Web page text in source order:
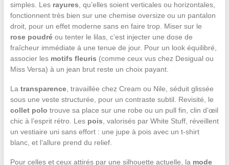
simples. Les rayures , qu’elles soient verticales ou horizontales,
fonctionnent très bien sur une chemise oversize ou un pantalon
droit, pour un effet moderne sans en faire trop. Miser sur le
rose poudréou tenter le lilas, c’est injecter une dose de
fraîcheur immédiate à une tenue de jour. Pour un look équilibré,
associer les motifs fleuris (comme ceux vus chez Desigual ou
Miss Versa) à un jean brut reste un choix payant.
La transparence, travaillée chez Cream ou Nile, séduit glissée
sous une veste structurée, pour un contraste subtil. Revisité, le
collet polo trouve sa place sur une robe ou un pull fin, clin d’œil
chic à l’esprit rétro. Les pois , valorisés par White Stuff, réveillent
un vestiaire uni sans effort : une jupe à pois avec un t-shirt
blanc, et l’allure prend du relief.
Pour celles et ceux attirés par une silhouette actuelle, la mode